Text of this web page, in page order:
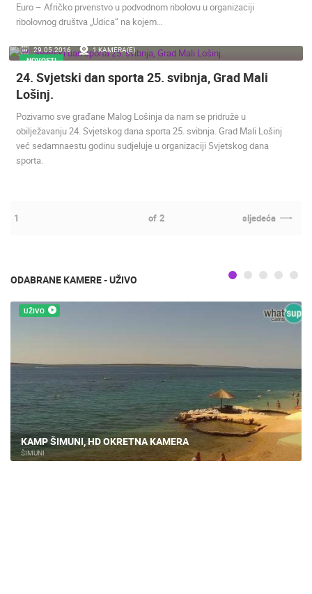
Euro – Afričko prvenstvo u podvodnom ribolovu u organizaciji
ribolovnog društva „Udica“ na kojem…
29.05.2016.
1 KAMERA(E)
NOVOSTI
24. Svjetski dan sporta 25. svibnja, Grad Mali
Lošinj.
Pozivamo sve građane Malog Lošinja da nam se pridruže u
obilježavanju 24. Svjetskog dana sporta 25. svibnja. Grad Mali Lošinj
već sedamnaestu godinu sudjeluje u organizaciji Svjetskog dana
sporta.
1 of 2 sljedeća
ODABRANE KAMERE - UŽIVO
UŽIVO
KAMP ŠIMUNI, HD OKRETNA KAMERA
ŠIMUNI